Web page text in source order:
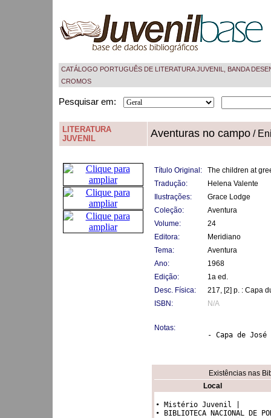
CATÁLOGO PORTUGUÊS DE LITERATURA JUVENIL, BANDA
CROMOS
Pesquisar em:
LITERATURA
JUVENIL
Aventuras no campo/
Título Original:
The children at
Tradução:
Helena Valente
Ilustrações:
Grace Lodge
Coleção:
Aventura
Volume:
24
Editora:
Meridiano
Tema:
Aventura
Ano:
1968
Edição:
1a ed.
Desc. Física:
217, [2] p. : Capa
ISBN:
N/A
Notas:
- Capa de José
Existências nas
Local
• Mistério Juvenil |
• BIBLIOTECA NACIONAL